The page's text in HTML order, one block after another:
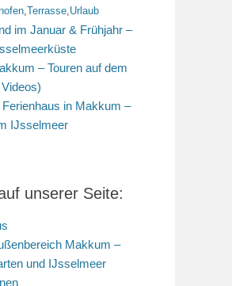
,Terrasse,Urlaub
im Januar & Frühjahr –
– Touren auf dem
in Makkum –
IJsselmeer
unserer Seite:
Makkum –
und IJsselmeer